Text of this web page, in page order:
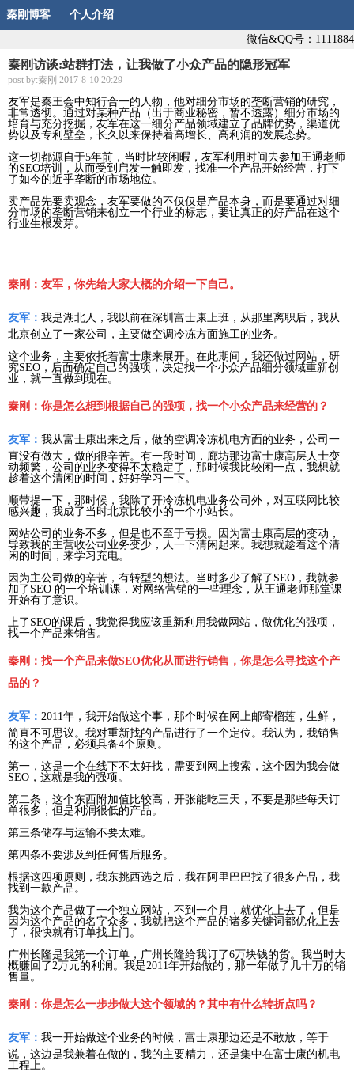
秦刚博客 个人介绍
微信&QQ号：1111884
秦刚访谈:站群打法，让我做了小众产品的隐形冠军
post by:秦刚 2017-8-10 20:29
友军是秦王会中知行合一的人物，他对细分市场的垄断营销的研究，
非常透彻。通过对某种产品（出于商业秘密，暂不透露）细分市场的
培育与充分挖掘，友军在这一细分产品领域建立了品牌优势，渠道优
势以及专利壁垒，长久以来保持着高增长、高利润的发展态势。
这一切都源自于5年前，当时比较闲暇，友军利用时间去参加王通老师
的SEO培训，从而受到启发一触即发，找准一个产品开始经营，打下
了如今的近乎垄断的市场地位。
卖产品先要卖观念，友军要做的不仅仅是产品本身，而是要通过对细
分市场的垄断营销来创立一个行业的标志，要让真正的好产品在这个
行业生根发芽。
秦刚：友军，你先给大家大概的介绍一下自己。
友军： 我是湖北人，我以前在深圳富士康上班，从那里离职后，我从
北京创立了一家公司，主要做空调冷冻方面施工的业务。
这个业务，主要依托着富士康来展开。在此期间，我还做过网站，研
究SEO，后面确定自己的强项，决定找一个小众产品细分领域重新创
业，就一直做到现在。
秦刚：你是怎么想到根据自己的强项，找一个小众产品来经营的？
友军： 我从富士康出来之后，做的空调冷冻机电方面的业务，公司一
直没有做大，做的很辛苦。有一段时间，廊坊那边富士康高层人士变
动频繁，公司的业务变得不太稳定了，那时候我比较闲一点，我想就
趁着这个清闲的时间，好好学习一下。
顺带提一下，那时候，我除了开冷冻机电业务公司外，对互联网比较
感兴趣，我成了当时北京比较小的一个小站长。
网站公司的业务不多，但是也不至于亏损。因为富士康高层的变动，
导致我的主营收公司业务变少，人一下清闲起来。我想就趁着这个清
闲的时间，来学习充电。
因为主公司做的辛苦，有转型的想法。当时多少了解了SEO，我就参
加了SEO 的一个培训课，对网络营销的一些理念，从王通老师那堂课
开始有了意识。
上了SEO的课后，我觉得我应该重新利用我做网站，做优化的强项，
找一个产品来销售。
秦刚：找一个产品来做SEO优化从而进行销售，你是怎么寻找这个产
品的？
友军： 2011年，我开始做这个事，那个时候在网上邮寄榴莲，生鲜，
简直不可思议。我对重新找的产品进行了一个定位。我认为，我销售
的这个产品，必须具备4个原则。
第一，这是一个在线下不太好找，需要到网上搜索，这个因为我会做
SEO，这就是我的强项。
第二条，这个东西附加值比较高，开张能吃三天，不要是那些每天订
单很多，但是利润很低的产品。
第三条储存与运输不要太难。
第四条不要涉及到任何售后服务。
根据这四项原则，我东挑西选之后，我在阿里巴巴找了很多产品，我
找到一款产品。
我为这个产品做了一个独立网站，不到一个月，就优化上去了，但是
因为这个产品的名字众多，我就把这个产品的诸多关键词都优化上去
了，很快就有订单找上门。
广州长隆是我第一个订单，广州长隆给我订了6万块钱的货。我当时大
概赚回了2万元的利润。我是2011年开始做的，那一年做了几十万的销
售量。
秦刚：你是怎么一步步做大这个领域的？其中有什么转折点吗？
友军： 我一开始做这个业务的时候，富士康那边还是不敢放，等于
说，这边是我兼着在做的，我的主要精力，还是集中在富士康的机电
工程上。